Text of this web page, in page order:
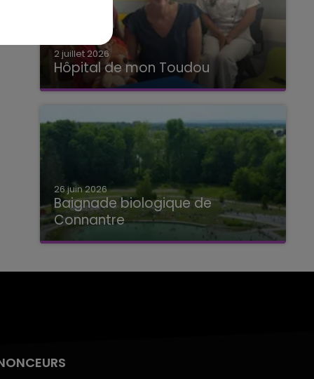
2 juillet 2026
Hôpital de mon Toudou
Hôpital de mon Toudou
26 juin 2026
Baignade biologique de
Connantre
Baignade biologique de Connantre